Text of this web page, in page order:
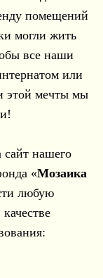
помещений
могли жить
все наши
или
этой мечты мы
нашего
«Мозаика
любую